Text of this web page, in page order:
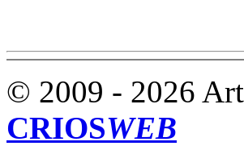
© 2009 - 2026
CRIOSWEB